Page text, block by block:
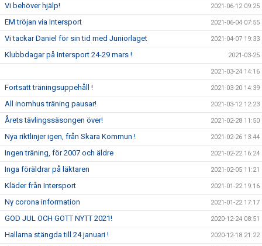
Vi behöver hjälp! 2021-06-12 09:25
EM tröjan via Intersport 2021-06-04 07:55
Vi tackar Daniel för sin tid med Juniorlaget 2021-04-07 19:33
Klubbdagar på Intersport 24-29 mars ! 2021-03-25
2021-03-24 14:16
Fortsatt träningsuppehåll ! 2021-03-20 14:39
All inomhus träning pausar! 2021-03-12 12:23
Årets tävlingssäsongen över! 2021-02-28 11:50
Nya riktlinjer igen, från Skara Kommun ! 2021-02-26 13:44
Ingen träning, för 2007 och äldre 2021-02-22 16:24
Inga föräldrar på läktaren 2021-02-05 11:21
Kläder från Intersport 2021-01-22 19:16
Ny corona information 2021-01-22 17:17
GOD JUL OCH GOTT NYTT 2021! 2020-12-24 08:51
Hallarna stängda till 24 januari ! 2020-12-18 21:22